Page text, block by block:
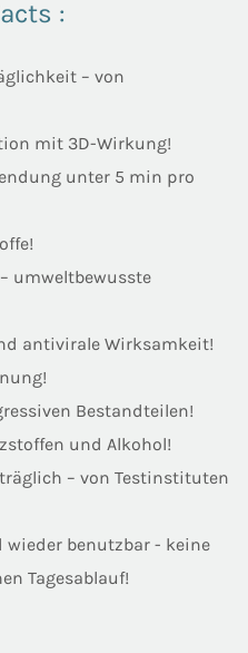
:
– von
mit 3D-Wirkung!
unter 5 min pro
umweltbewusste
antivirale Wirksamkeit!
Bestandteilen!
und Alkohol!
– von Testinstituten
wieder benutzbar - keine
Tagesablauf!